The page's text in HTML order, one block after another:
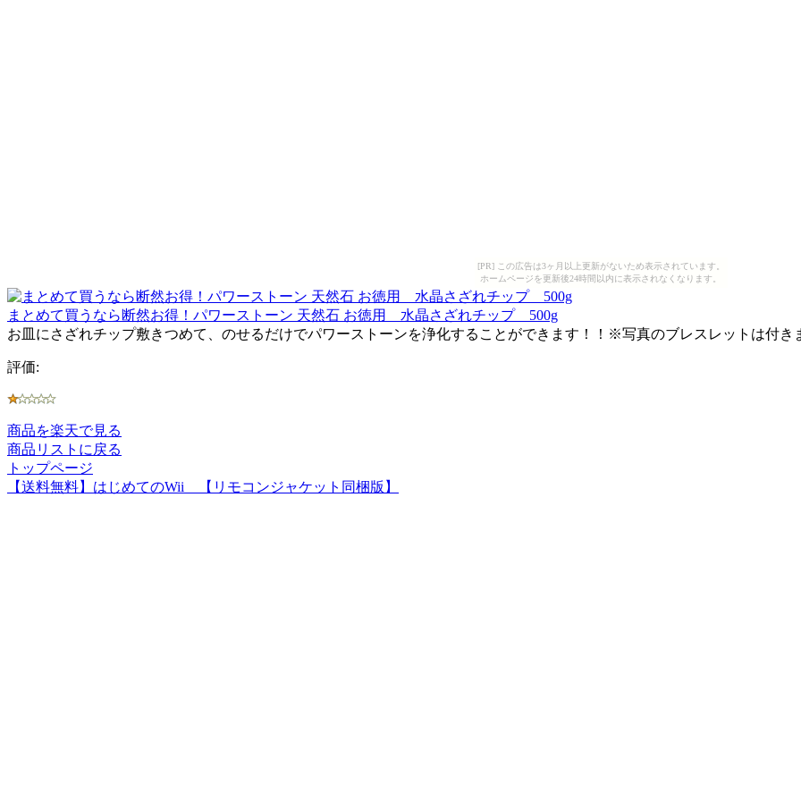
[PR] この広告は3ヶ月以上更新がないため表示されています。
ホームページを更新後24時間以内に表示されなくなります。
まとめて買うなら断然お得！パワーストーン 天然石 お徳用 水晶さざれチップ 500g
お皿にさざれチップ敷きつめて、のせるだけでパワーストーンを浄化することができます！！※写真のブレスレットは付き
評価:
商品を楽天で見る
商品リストに戻る
トップページ
【送料無料】はじめてのWii 【リモコンジャケット同梱版】